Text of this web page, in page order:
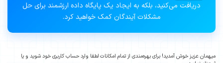
دریافت می‌کنید، بلکه به ایجاد یک پایگاه داده ارزشمند برای حل
مشکلات آیندگان کمک خواهید کرد.
میهمان عزیز خوش آمدید! برای بهره‌مندی از تمام امکانات لطفا وارد حساب کاربری خود شوید و یا